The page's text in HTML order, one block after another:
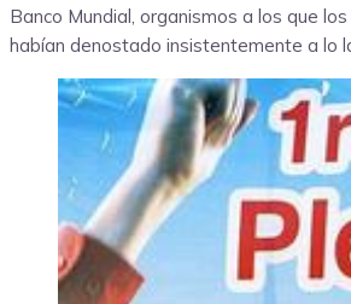
Banco Mundial, organismos a los que
habían denostado insistentemente a lo